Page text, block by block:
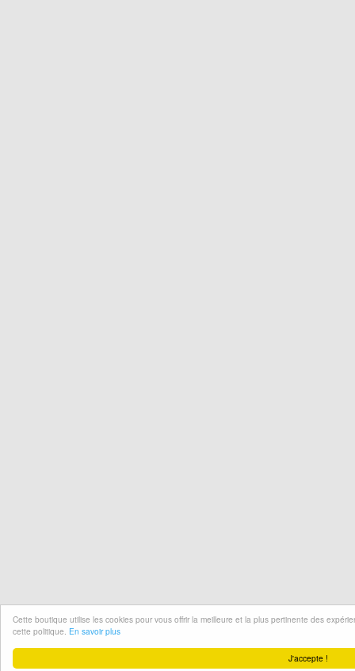
J'accepte !
Cette boutique utilise les cookies pour vous offrir la meilleure et la plus pertinente des
cette politique. En savoir plus